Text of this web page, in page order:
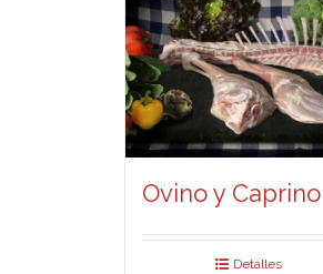
Ovino y Caprino
Detalles